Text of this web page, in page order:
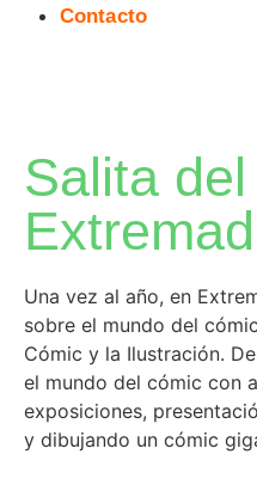
Contacto
Salita
Una vez al año, en
sobre el mundo del
Cómic y la Ilustración.
el mundo del cómic con
exposiciones,
y dibujando un cómic